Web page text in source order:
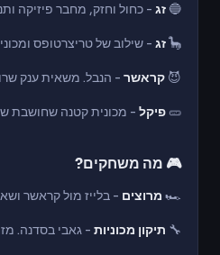
🔵 זג - כחול וחזק, מחבר פיזיקה
🦕זג - שילוב של טריצרטופס
😈 קראשר - הנבל. משאית ענק
🥒 פיקל - מכונית קטנה שחושבת
🎮 מה משחקים?
🏎️ מרוצים - בלייז מול קראשר
🔧 תיקון מכוניות - גאבי בסדנה.